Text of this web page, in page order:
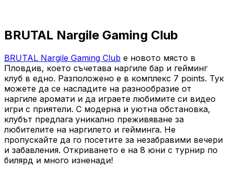
BRUTAL Nargile Gaming Club
BRUTAL Nargile Gaming Club е новото място в
Пловдив, което съчетава наргиле бар и гейминг
клуб в едно. Разположено е в комплекс 7 points. Тук
можете да се насладите на разнообразие от
наргиле аромати и да играете любимите си видео
игри с приятели. С модерна и уютна обстановка,
клубът предлага уникално преживяване за
любителите на наргилето и гейминга. Не
пропускайте да го посетите за незабравими вечери
и забавления. Откриването е на 8 юни с турнир по
билярд и много изненади!